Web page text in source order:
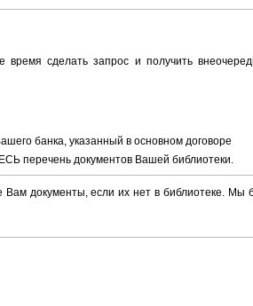
сделать запрос и получить
банка, указанный в основном договоре
перечень документов Вашей библиотеки.
документы, если их нет в библиотеке. Мы